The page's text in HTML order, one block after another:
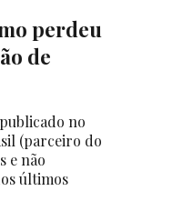
perdeu
de
no
(parceiro do
e não
últimos